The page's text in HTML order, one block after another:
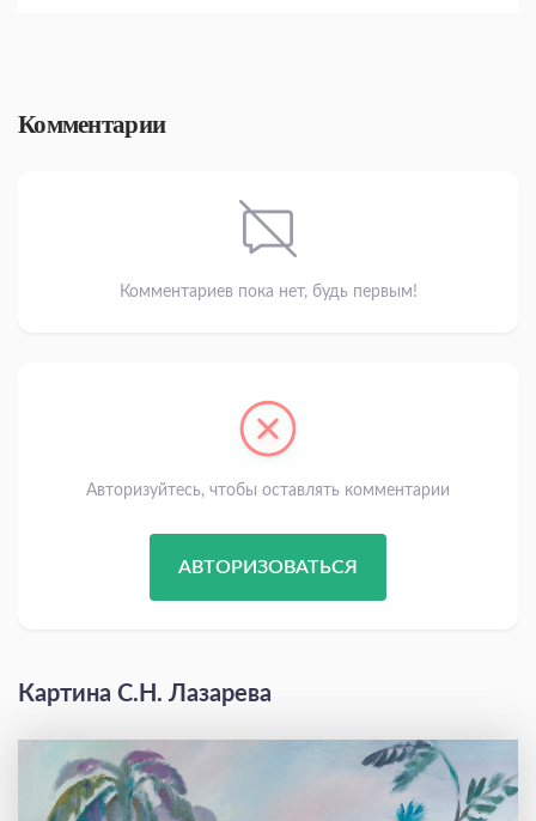
Комментарии
Комментариев пока нет, будь первым!
Авторизуйтесь, чтобы оставлять комментарии
АВТОРИЗОВАТЬСЯ
Картина С.Н. Лазарева